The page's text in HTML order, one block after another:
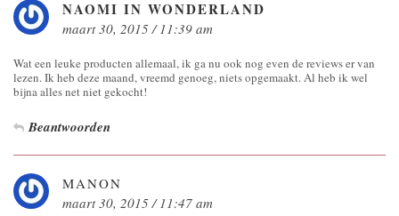
NAOMI IN WONDERLAND
maart 30, 2015 / 11:39 am
Wat een leuke producten allemaal, ik ga nu ook nog even de reviews er van
lezen. Ik heb deze maand, vreemd genoeg, niets opgemaakt. Al heb ik wel
bijna alles net niet gekocht!
Beantwoorden
MANON
maart 30, 2015 / 11:47 am